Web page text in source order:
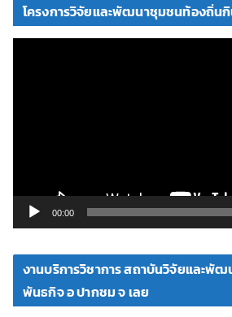
โครงการวิจัยและพัฒนาชุมชนท้องถิ่น
ดี
โ
00:00
งานบริการวิชาการ สถาบันวิจัยและพั
พันธกิจ อ ปากชม จ เลย